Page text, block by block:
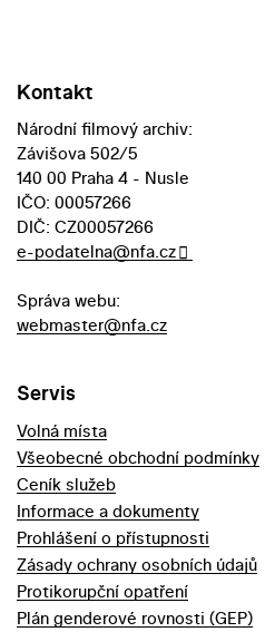
Kontakt
Národní filmový archiv:
Závišova 502/5
140 00 Praha 4 - Nusle
IČO: 00057266
DIČ: CZ00057266
e-podatelna@nfa.cz
Správa webu:
webmaster@nfa.cz
Servis
Volná místa
Všeobecné obchodní podmínky
Ceník služeb
Informace a dokumenty
Prohlášení o přístupnosti
Zásady ochrany osobních údajů
Protikorupční opatření
Plán genderové rovnosti (GEP)